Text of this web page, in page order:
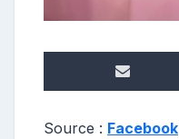
e
Source : Facebook